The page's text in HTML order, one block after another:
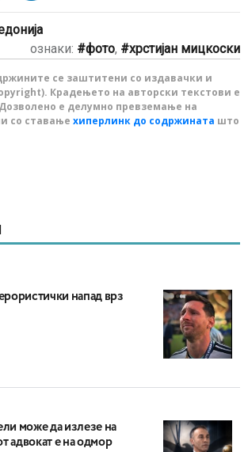
ознаки:
фото, хрстијан мицкоски
се заштитени со издавачки и
Крадењето на авторски текстови е
е делумно превземање на
со ставање хиперлинк до содржината што
напад врз
може да излезе на
адвокат е на одмор